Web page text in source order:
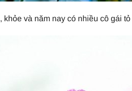
khỏe và năm nay có nhiều cô gái